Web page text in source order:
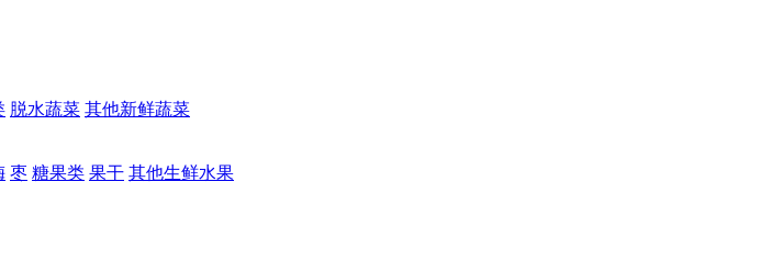
脱水蔬菜 其他新鲜蔬菜
枣 糖果类 果干 其他生鲜水果